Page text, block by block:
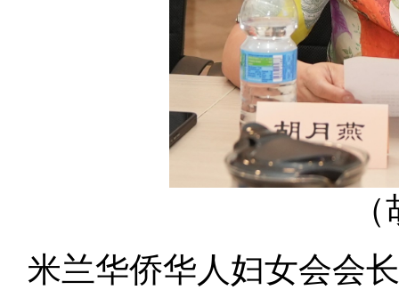
米兰华侨华人妇女会会